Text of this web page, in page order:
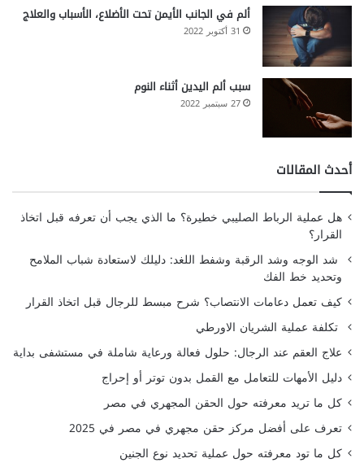
ألم في الجانب الأيمن تحت الأضلاع، الأسباب والعلاج
31 أكتوبر 2022
سبب ألم اليدين أثناء النوم
27 سبتمبر 2022
أحدث المقالات
هل عملية الرباط الصليبي خطيرة؟ ما الذي يجب أن تعرفه قبل اتخاذ
القرار؟
شد الوجه وشد الرقبة وشفط اللغد: دليلك لاستعادة شباب الملامح
وتحديد خط الفك
كيف تعمل دعامات الانتصاب؟ شرح مبسط للرجال قبل اتخاذ القرار
تكلفة عملية الشريان الاورطي
علاج العقم عند الرجال: حلول فعالة ورعاية شاملة في مستشفى بداية
دليل الأمهات للتعامل مع القمل بدون توتر أو إحراج
كل ما تريد معرفته حول الحقن المجهري في مصر
تعرف على أفضل مركز حقن مجهري في مصر في 2025
كل ما تود معرفته حول عملية تحديد نوع الجنين